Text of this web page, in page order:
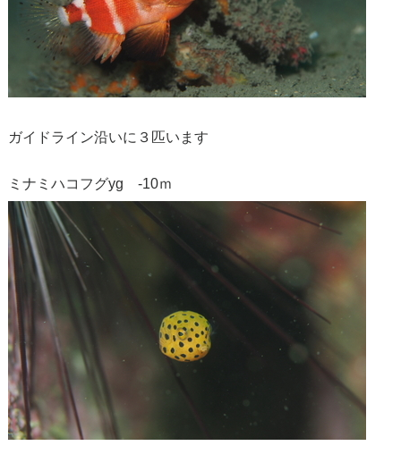
ガイドライン沿いに３匹います
ミナミハコフグyg -10ｍ